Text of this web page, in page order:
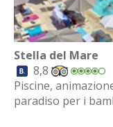
Stella del Mare
8,8
Piscine,
paradiso per i